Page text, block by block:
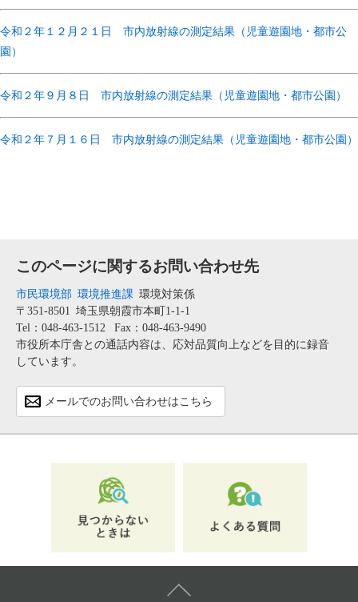
令和２年１２月２１日 市内放射線の測定結果（児童遊園地・都市公
園）
令和２年９月８日 市内放射線の測定結果（児童遊園地・都市公園）
令和２年７月１６日 市内放射線の測定結果（児童遊園地・都市公園）
このページに関するお問い合わせ先
市民環境部 環境推進課 環境対策係
〒351-8501 埼玉県朝霞市本町1-1-1
Tel：048-463-1512
Fax：048-463-9490
市役所本庁舎との通話内容は、応対品質向上などを目的に録音
しています。
メールでのお問い合わせはこちら